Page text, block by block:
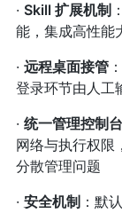
· Skill 扩展机制
能，集成高性能
· 远程桌面接管
登录环节由人工
· 统一管理控制台
网络与执行权限
分散管理问题
· 安全机制 ：默